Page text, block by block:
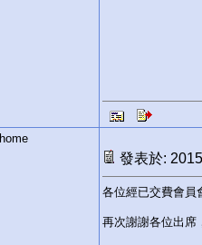
home
發表於:
各位經已交費會員
再次謝謝各位出席